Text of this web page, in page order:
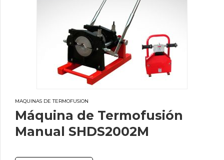
MAQUINAS DE TERMOFUSION
Máquina de Termofusión
Manual SHDS2002M